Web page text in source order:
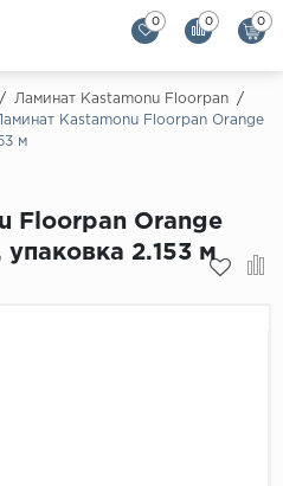
Назад
Alloc
Alpine Floor
0 0 0
/ Ламинат Kastamonu Floorpan
/
Kastamonu Floorpan Orange
м
Floorpan Orange
2.153 м